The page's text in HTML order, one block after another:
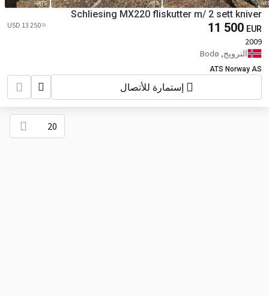
Schliesing MX220 fliskutter m/ 2 sett kniver
11 500 EUR
≈ 13 250 USD
2009
النرويج, Bodø
ATS Norway AS
إستمارة للأتصال
20